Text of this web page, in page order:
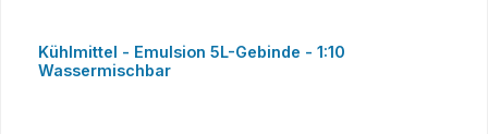
Kühlmittel - Emulsion 5L-Gebinde - 1:10
Wassermischbar